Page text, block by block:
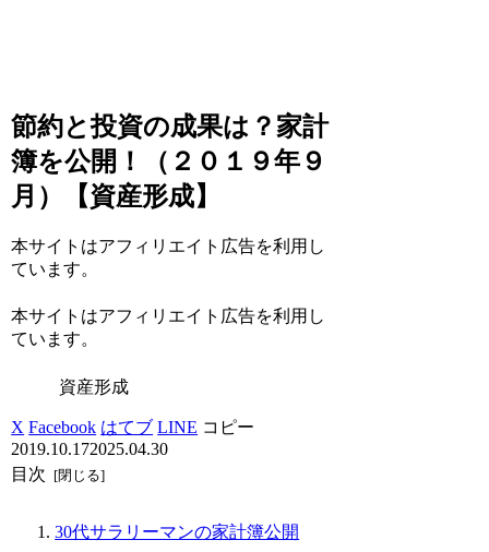
節約と投資の成果は？家計
簿を公開！（２０１９年９
月）【資産形成】
本サイトはアフィリエイト広告を利用し
ています。
本サイトはアフィリエイト広告を利用し
ています。
資産形成
X Facebook はてブ LINE コピー
2019.10.172025.04.30
目次
30代サラリーマンの家計簿公開